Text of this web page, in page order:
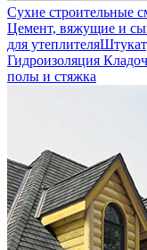
Сухие строительные
Цемент, вяжущие и
для утеплителя
Гидроизоляция
полы и стяжка